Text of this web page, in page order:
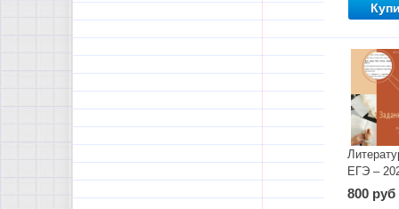
ЕГЭ –
Задание
800 руб